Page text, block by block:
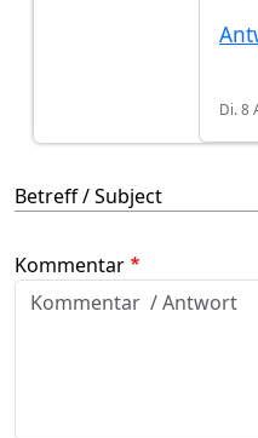
Di. 8
Betreff / Subject
Kommentar